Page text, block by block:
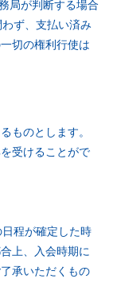
局が判断する場合
ず、支払い済み
切の権利行使は
ものとします。
受けることがで
程が確定した時
上、入会時期に
承いただくもの